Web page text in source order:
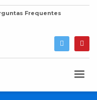
Frequentes